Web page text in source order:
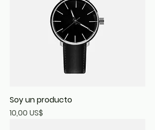
Soy un producto
Precio
10,00 US$